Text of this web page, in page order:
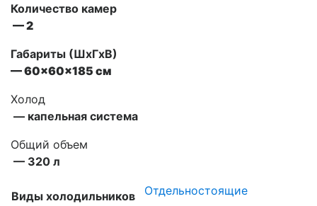
Количество камер
— 2
Габариты (ШxГxВ)
— 60x60x185 см
Холод
— капельная система
Общий объем
— 320 л
Виды холодильников Отдельностоящие